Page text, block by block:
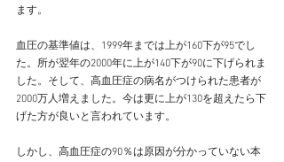
ます。
血圧の基準値は、1999年までは上が160下が95でし
た。所が翌年の2000年に上が140下が90に下げられま
した。そして、高血圧症の病名がつけられた患者が
2000万人増えました。今は更に上が130を超えたら下
げた方が良いと言われています。
しかし、高血圧症の90％は原因が分かっていない本